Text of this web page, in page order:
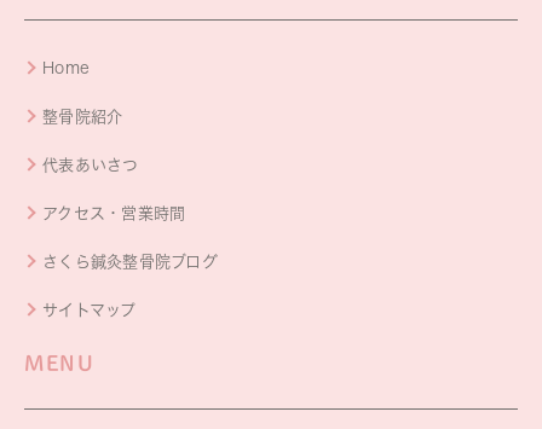
Home
整骨院紹介
代表あいさつ
アクセス・営業時間
さくら鍼灸整骨院ブログ
サイトマップ
MENU